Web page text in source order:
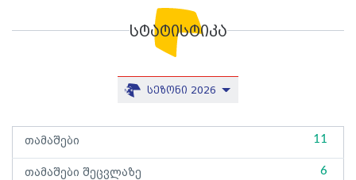
სტატისტიკა
სეზონი 2026
თამაშები 11
თამაშები შეცვლაზე 6